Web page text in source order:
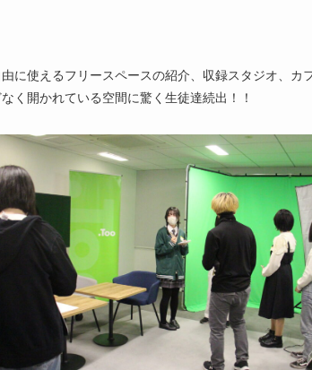
に使えるフリースペースの紹介、収録スタジオ、カ
く開かれている空間に驚く生徒達続出！！